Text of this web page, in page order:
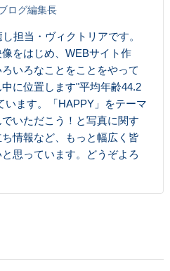
ログ編集長
担当・ヴィクトリアです。
をはじめ、WEBサイト作
いろなことをことをやって
に位置します"平均年齢44.2
います。「HAPPY」をテーマ
いただこう！と写真に関す
情報など、もっと幅広く皆
思っています。どうぞよろ